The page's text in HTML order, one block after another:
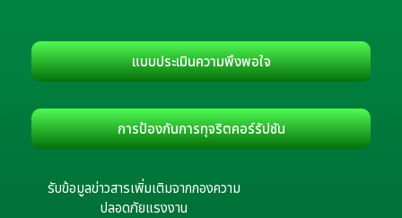
แบบประเมินความพึงพอใจ
การป้องกันการทุจริตคอร์รัปชัน
รับข้อมูลข่าวสารเพิ่มเติมจากกองความ
ปลอดภัยแรงงาน